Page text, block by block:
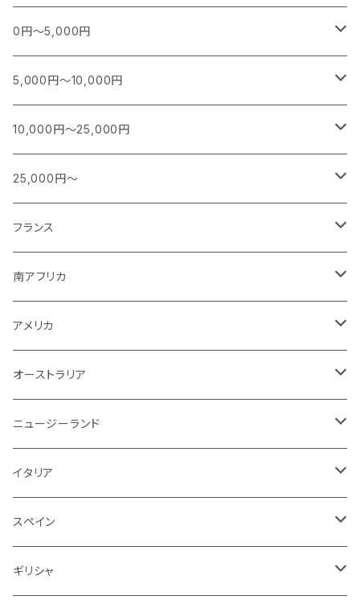
お魚料理と楽しむワイン
お肉料理と楽しむワイン
カレー、エスニック、中華などに合うワイン
特別な日に楽しむワイン
スパークリング
白
白(オレンジ)
赤
ロゼ
紫！？
0円～5,000円
フランス
シャンパーニュ
ブルゴーニュ
南アフリカ
スパークリング
白ワイン
日本
スパークリング
白ワイン
アメリカ
スパークリング
白ワイン
ギリシャ
スパークリング
白ワイン
オーストラリア
スパークリング
白ワイン
チリ
スパークリング
白ワイン
イタリア
泡
白ワイン
アルゼンチン
赤
スペイン
スパークリング
ドイツ
5,000円～10,000円
フランス
シャンパーニュ
ブルゴーニュ
南アフリカ
スパークリング
白ワイン
ニュージーランド
スパークリング
白ワイン
ポルトガル
泡
白ワイン
オーストラリア
泡
白ワイン
イタリア
白
赤
ドイツ
赤
白
スペイン
赤
アメリカ
赤
オーストリア
10,000円～25,000円
フランス
シャンパーニュ
ボルドー
アメリカ
赤
白
ドイツ
白
赤
25,000円～
シャンパーニュ
ブルゴーニュ
白ワイン
赤ワイン
アメリカ
赤
フランス
シャンパーニュ
ブルゴーニュ
ボルドー
その他
南アフリカ
スパークリング
白
赤
アメリカ
スパークリング
白
赤
オーストラリア
白
赤
ニュージーランド
白
赤
イタリア
スパークリング
白
スペイン
スパークリング
ギリシャ